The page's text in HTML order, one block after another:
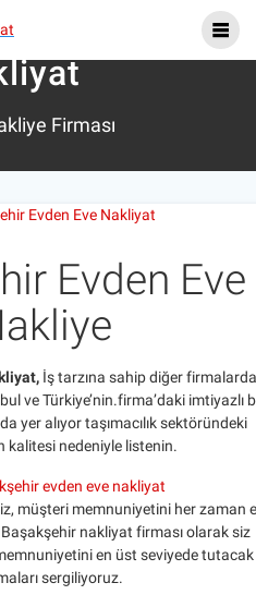
to
Eve
Firması
Evden Eve
İş tarzına sahip diğer
ve Türkiye’nin.firma’daki imtiyazlı
yer alıyor taşımacılık sektöründeki
kalitesi nedeniyle listenin.
müşteri memnuniyetini her zaman
nakliyat firması olarak siz
en üst seviyede tutacak
sergiliyoruz.